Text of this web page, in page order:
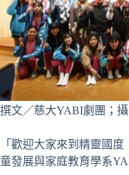
撰文／慈大YABI劇團；
「歡迎大家來到精靈國
童發展與家庭教育學系